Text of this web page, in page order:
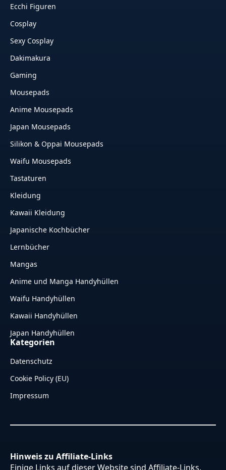
Ecchi Figuren
Cosplay
Sexy Cosplay
Dakimakura
Gaming
Mousepads
Anime Mousepads
Japan Mousepads
Silikon & Oppai Mousepads
Waifu Mousepads
Tastaturen
Kleidung
Kawaii Kleidung
Japanische Kochbücher
Lernbücher
Mangas
Anime und Manga Handyhüllen
Waifu Handyhüllen
Kawaii Handyhüllen
Japan Handyhüllen
Kategorien
Datenschutz
Cookie Policy (EU)
Impressum
Hinweis zu Affiliate-Links
Einige Links auf dieser Website sind Affiliate-Links.